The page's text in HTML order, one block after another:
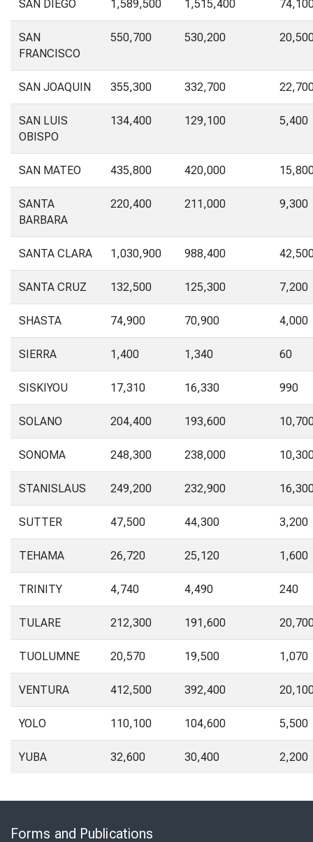
SAN DIEGO 1,589,500 1,515,400
SAN
FRANCISCO
550,700 530,200
SAN JOAQUIN 355,300 332,700
SAN LUIS
OBISPO
134,400 129,100 5,400
SAN MATEO 435,800 420,000
SANTA
BARBARA
220,400 211,000 9,300
SANTA CLARA 1,030,900 988,400
SANTA CRUZ 132,500 125,300 7,200
SHASTA 74,900 70,900 4,000
SIERRA 1,400 1,340 60
SISKIYOU 17,310 16,330 990
SOLANO 204,400 193,600
SONOMA 248,300 238,000
STANISLAUS 249,200 232,900
SUTTER 47,500 44,300 3,200
TEHAMA 26,720 25,120 1,600
TRINITY 4,740 4,490 240
TULARE 212,300 191,600
TUOLUMNE 20,570 19,500 1,070
VENTURA 412,500 392,400
YOLO 110,100 104,600 5,500
YUBA 32,600 30,400 2,200
Forms and Publications